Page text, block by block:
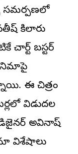
సమర్పణలో
కిలారు
చార్ట్ బస్టర్
ఈ చిత్రం
విడుదల
డిజైనర్ అవినాష్
విశేషాలు